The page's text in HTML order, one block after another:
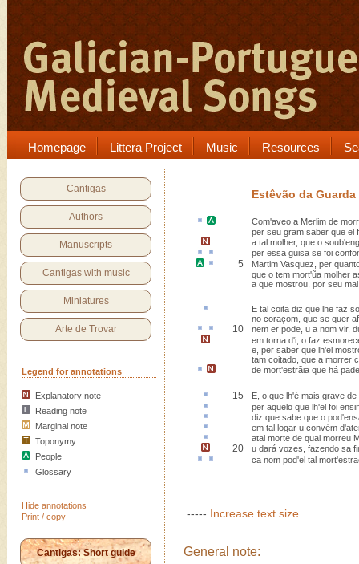
Homepage Littera Project Music Resources
Cantigas
Authors
Manuscripts
Cantigas with music
Miniatures
Arte de Trovar
Legend for annotations
Explanatory note
Reading note
Marginal note
Toponymy
People
Glossary
Hide annotations
Print / copy
Cantigas: Short guide
Estêvão da Guarda
Com'aveo a Merlim de
per seu gram saber que el
a tal molher, que o
per essa guisa se foi
5 Martim Vasquez , per
que o tem mort'ũa molher
a que mostrou, por seu
E tal coita diz que lhe faz
no coraçom, que se quer
10 nem er pode, u a nom vir,
em torna d'i, o faz
e, per saber que lh'el
tam coitado, que a morrer
de mort'estrãia que há
15 E, o que lh'é mais grave de
per aquelo que lh'el foi
diz que sabe que o pod'
em tal logar u convém d'
atal morte de qual morreu
20
u dará vozes, fazendo sa
ca nom pod'el tal mort'
----- Increase text size
General note: